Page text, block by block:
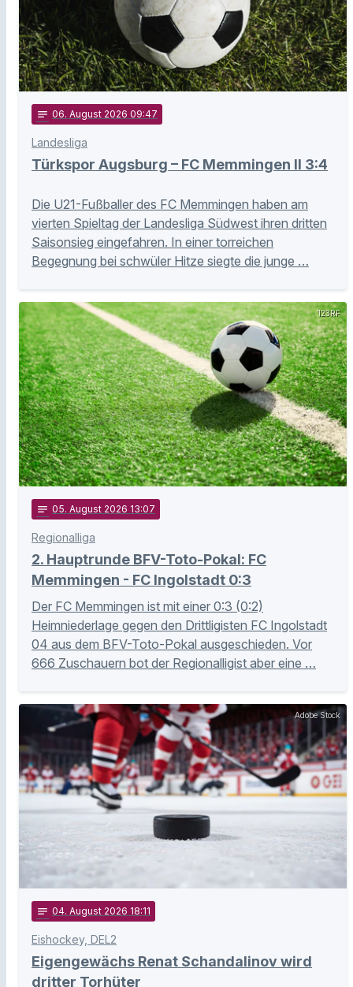
notes 06. August 2026 09:47
Landesliga
Türkspor Augsburg – FC Memmingen II 3:4
Die U21-Fußballer des FC Memmingen haben am
vierten Spieltag der Landesliga Südwest ihren dritten
Saisonsieg eingefahren. In einer torreichen
Begegnung bei schwüler Hitze siegte die junge …
123RF
notes 05. August 2026 13:07
Regionalliga
2. Hauptrunde BFV-Toto-Pokal: FC
Memmingen - FC Ingolstadt 0:3
Der FC Memmingen ist mit einer 0:3 (0:2)
Heimniederlage gegen den Drittligisten FC Ingolstadt
04 aus dem BFV-Toto-Pokal ausgeschieden. Vor
666 Zuschauern bot der Regionalligist aber eine …
Adobe Stock
notes 04. August 2026 18:11
Eishockey, DEL2
Eigengewächs Renat Schandalinov wird
dritter Torhüter